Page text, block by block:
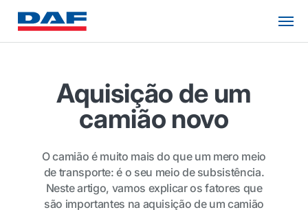
Aquisição de um
camião novo
O camião é muito mais do que um mero meio
de transporte: é o seu meio de subsistência.
Neste artigo, vamos explicar os fatores que
são importantes na aquisição de um camião